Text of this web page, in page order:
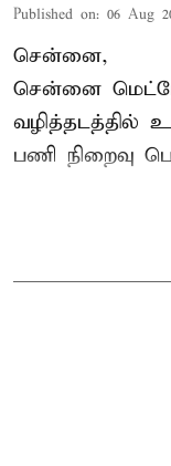
Published on: 06 Aug
சென்னை,
சென்னை
வழித்தடத்தில்
பணி நிறைவு